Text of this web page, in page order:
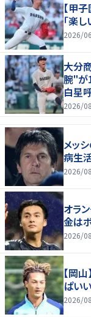
【甲
「楽
2026/
大分
腕"が
白星
2026/
メッ
病生
2026/
オラ
金は
2026/
【岡
ぱい
2026/